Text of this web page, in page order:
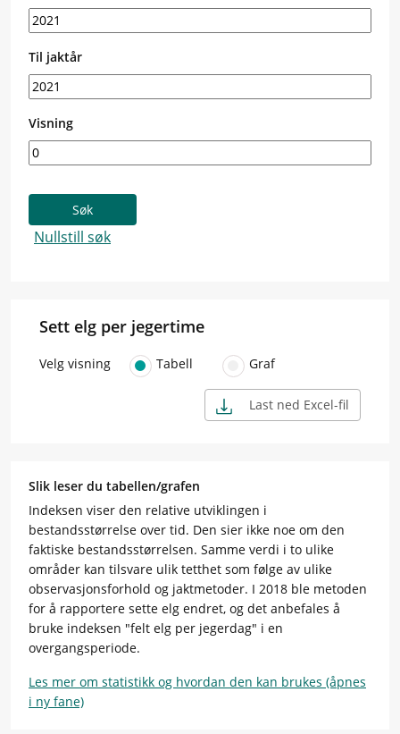
Til jaktår
Visning
Sett elg per jegertime
Velg visning Tabell Graf
Last ned Excel-fil
Slik leser du tabellen/grafen
Indeksen viser den relative utviklingen i
bestandsstørrelse over tid. Den sier ikke noe om den
faktiske bestandsstørrelsen. Samme verdi i to ulike
områder kan tilsvare ulik tetthet som følge av ulike
observasjonsforhold og jaktmetoder. I 2018 ble metoden
for å rapportere sette elg endret, og det anbefales å
bruke indeksen "felt elg per jegerdag" i en
overgangsperiode.
Les mer om statistikk og hvordan den kan brukes (åpnes
i ny fane)